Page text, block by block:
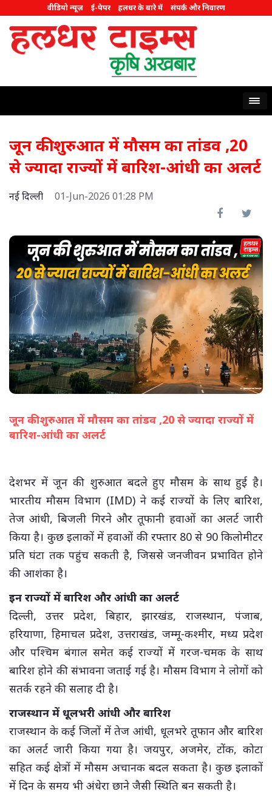
वीडियो न्यूज़ ई-पेपर हलधर के बारे में संपर्क और निवारण
जून की शुरुआत में मौसम का तांडव ,20
से ज्यादा राज्यों में बारिश-आंधी का अलर्ट
नई दिल्ली 01-Jun-2026 01:28 PM
जून की शुरुआत में मौसम का तांडव ,20 से ज्यादा राज्यों में
बारिश-आंधी का अलर्ट
देशभर में जून की शुरुआत बदले हुए मौसम के साथ हुई है।
भारतीय मौसम विभाग (IMD) ने कई राज्यों के लिए बारिश,
तेज आंधी, बिजली गिरने और तूफानी हवाओं का अलर्ट जारी
किया है। कुछ इलाकों में हवाओं की रफ्तार 80 से 90 किलोमीटर
प्रति घंटा तक पहुंच सकती है, जिससे जनजीवन प्रभावित होने
की आशंका है।
इन राज्यों में बारिश और आंधी का अलर्ट
दिल्ली, उत्तर प्रदेश, बिहार, झारखंड, राजस्थान, पंजाब,
हरियाणा, हिमाचल प्रदेश, उत्तराखंड, जम्मू-कश्मीर, मध्य प्रदेश
और पश्चिम बंगाल समेत कई राज्यों में गरज-चमक के साथ
बारिश होने की संभावना जताई गई है। मौसम विभाग ने लोगों को
सतर्क रहने की सलाह दी है।
राजस्थान में धूलभरी आंधी और बारिश
राजस्थान के कई जिलों में तेज आंधी, धूलभरे तूफान और बारिश
का अलर्ट जारी किया गया है। जयपुर, अजमेर, टोंक, कोटा
सहित कई क्षेत्रों में मौसम अचानक बदल सकता है। कुछ इलाकों
में दिन के समय भी अंधेरा छाने जैसी स्थिति बन सकती है।